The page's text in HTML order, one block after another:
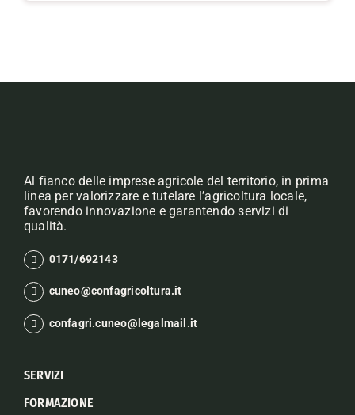
Al fianco delle imprese agricole del territorio, in prima
linea per valorizzare e tutelare l’agricoltura locale,
favorendo innovazione e garantendo servizi di
qualità.
0171/692143
cuneo@confagricoltura.it
confagri.cuneo@legalmail.it
SERVIZI
FORMAZIONE